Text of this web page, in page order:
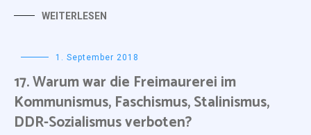
WEITERLESEN
1. September 2018
17. Warum war die Freimaurerei im
Kommunismus, Faschismus, Stalinismus,
DDR-Sozialismus verboten?